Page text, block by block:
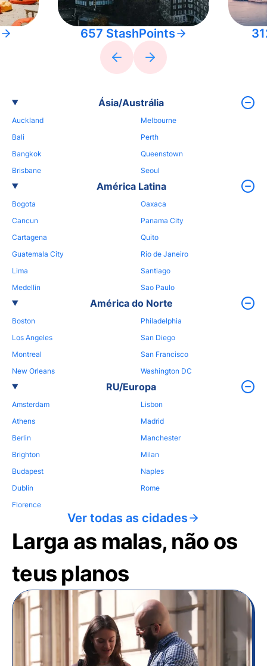
657 StashPoints
Ásia/Austrália
Auckland
Bali
Bangkok
Brisbane
Melbourne
Perth
Queenstown
Seoul
América Latina
Bogota
Cancun
Cartagena
Guatemala City
Lima
Medellin
Oaxaca
Panama City
Quito
Rio de Janeiro
Santiago
Sao Paulo
América do Norte
Boston
Los Angeles
Montreal
New Orleans
Philadelphia
San Diego
San Francisco
Washington DC
RU/Europa
Amsterdam
Athens
Berlin
Brighton
Budapest
Dublin
Florence
Lisbon
Madrid
Manchester
Milan
Naples
Rome
Ver todas as cidades
Larga as malas, não os
teus planos